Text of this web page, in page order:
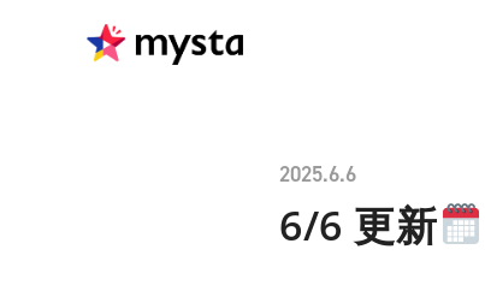
2025.6.6
6/6 更新